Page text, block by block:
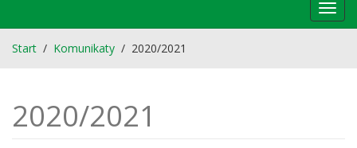
Start / Komunikaty / 2020/2021
2020/2021